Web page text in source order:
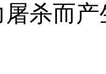
杀而